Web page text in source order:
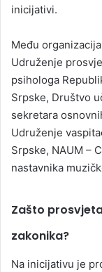
inicijativi.
Među
Udruženje
psihologa
Srpske, Društvo
sekretara
Udruženje
Srpske, NAUM –
nastavnika
Zašto
zakonika?
Na inicijativu je